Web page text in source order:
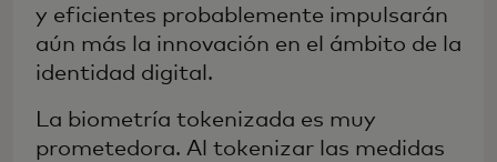
y eficientes probablemente impulsarán
aún más la innovación en el ámbito de la
identidad digital.
La biometría tokenizada es muy
prometedora. Al tokenizar las medidas